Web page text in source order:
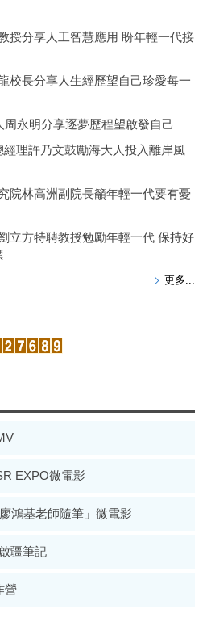
授分享人工智慧應用 盼年輕一代接
校長分享人生經歷望自己珍愛每一
周永明分享逐夢歷程望啟發自己
經理許乃文鼓勵海大人投入離岸風
院林高洲副院長籲年輕一代要有憂
立方特聘教授勉勵年輕一代 保持好
更多...
EXPO微電影
鴻基老師隨筆」微電影
疆筆記
營